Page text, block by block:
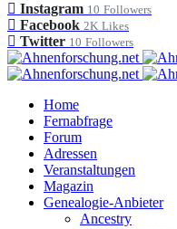
Instagram 10 Followers
Facebook 2K Likes
Twitter 10 Followers
Home
Fernabfrage
Forum
Adressen
Veranstaltungen
Magazin
Genealogie-Anbieter
Ancestry